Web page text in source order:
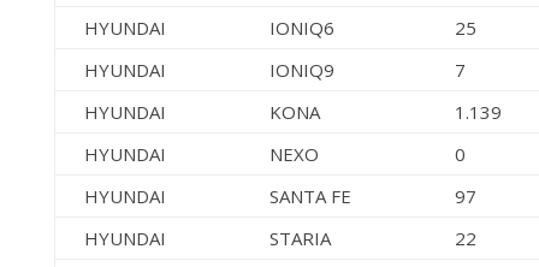
HYUNDAI
IONIQ6
25
HYUNDAI
IONIQ9
7
HYUNDAI
KONA
1.139
HYUNDAI
NEXO
0
HYUNDAI
SANTA FE
97
HYUNDAI
STARIA
22